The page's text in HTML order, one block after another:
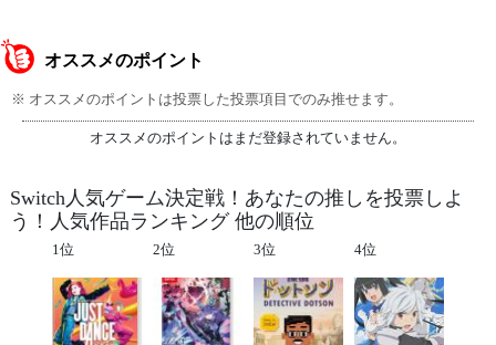
オススメのポイント
※ オススメのポイントは投票した投票項目でのみ推せます。
オススメのポイントはまだ登録されていません。
Switch人気ゲーム決定戦！あなたの推しを投票しよ
う！人気作品ランキング 他の順位
1位 2位 3位 4位